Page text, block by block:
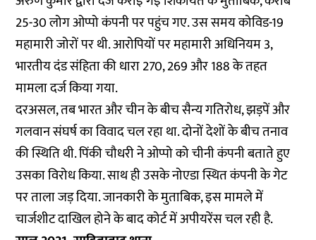
25-30 लोग ओप्पो कंपनी पर पहुंच गए. उस समय कोविड-19
महामारी जोरों पर थी. आरोपियों पर महामारी अधिनियम 3,
भारतीय दंड संहिता की धारा 270, 269 और 188 के तहत
मामला दर्ज किया गया.
दरअसल, तब भारत और चीन के बीच सैन्य गतिरोध, झड़पें और
गलवान संघर्ष का विवाद चल रहा था. दोनों देशों के बीच तनाव
की स्थिति थी. पिंकी चौधरी ने ओप्पो को चीनी कंपनी बताते हुए
उसका विरोध किया. साथ ही उसके नोएडा स्थित कंपनी के गेट
पर ताला जड़ दिया. जानकारी के मुताबिक, इस मामले में
चार्जशीट दाखिल होने के बाद कोर्ट में अपीयरेंस चल रही है.